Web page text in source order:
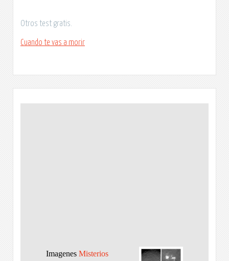
Otros test gratis.
Cuando te vas a morir
Imagenes Misterios